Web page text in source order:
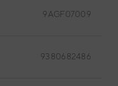
9AGF07009
9380682486